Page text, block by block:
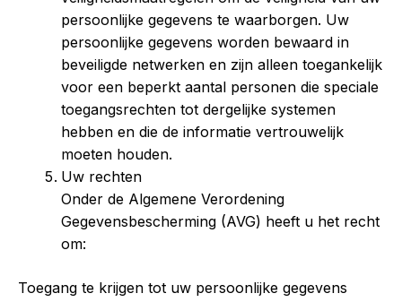
persoonlijke gegevens te waarborgen. Uw
persoonlijke gegevens worden bewaard in
beveiligde netwerken en zijn alleen toegankelijk
voor een beperkt aantal personen die speciale
toegangsrechten tot dergelijke systemen
hebben en die de informatie vertrouwelijk
moeten houden.
Uw rechten
Onder de Algemene Verordening
Gegevensbescherming (AVG) heeft u het recht
om:
Toegang te krijgen tot uw persoonlijke gegevens